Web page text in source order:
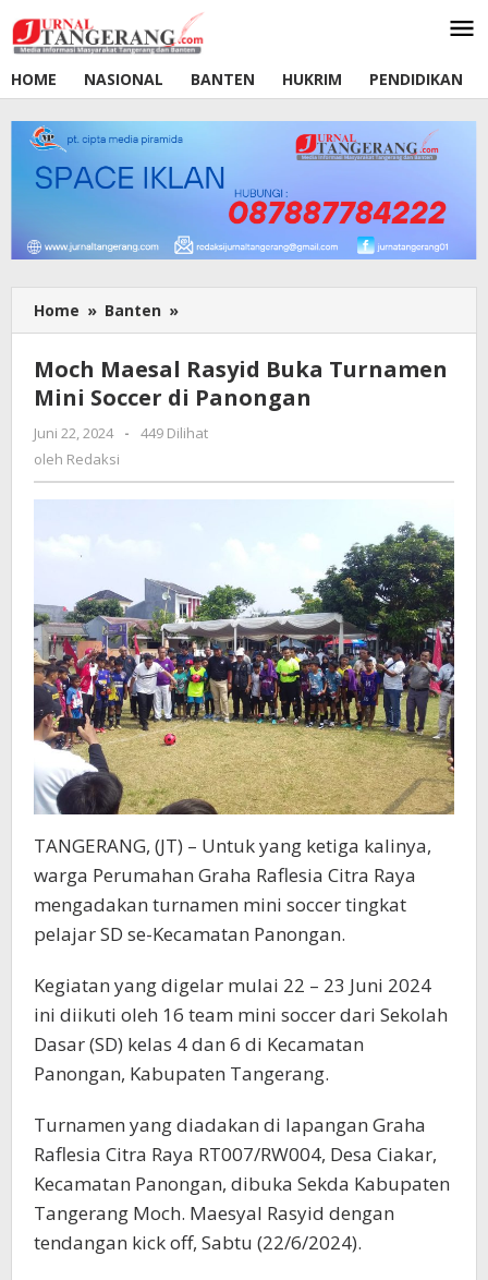
ke
konten
HOME
NASIONAL BANTEN HUKRIM PENDIDIKAN
Home » Banten »
Maesal
Buka
Turnamen
Mini
Moch Maesal Rasyid Buka Turnamen
Mini Soccer di Panongan
Juni 22, 2024
oleh
-
449 Dilihat
oleh Redaksi
TANGERANG, (JT) – Untuk yang ketiga kalinya,
warga Perumahan Graha Raflesia Citra Raya
mengadakan turnamen mini soccer tingkat
pelajar SD se-Kecamatan Panongan.
Kegiatan yang digelar mulai 22 – 23 Juni 2024
ini diikuti oleh 16 team mini soccer dari Sekolah
Dasar (SD) kelas 4 dan 6 di Kecamatan
Panongan, Kabupaten Tangerang.
Turnamen yang diadakan di lapangan Graha
Raflesia Citra Raya RT007/RW004, Desa Ciakar,
Kecamatan Panongan, dibuka Sekda Kabupaten
Tangerang Moch. Maesyal Rasyid dengan
tendangan kick off, Sabtu (22/6/2024).